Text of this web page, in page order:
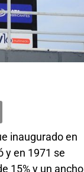
inaugurado en
y en 1971 se
15% y un ancho